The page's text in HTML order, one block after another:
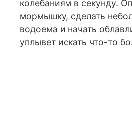
колебаниям в секунду.
мормышку, сделать
водоема и начать
уплывет искать что-то